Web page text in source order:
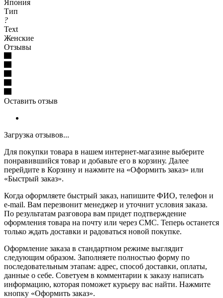
Япония
Тип
?
Text
Женские
Отзывы
Оставить отзыв
Загрузка отзывов...
Для покупки товара в нашем интернет-магазине выберите
понравившийся товар и добавьте его в корзину. Далее
перейдите в Корзину и нажмите на «Оформить заказ» или
«Быстрый заказ».
Когда оформляете быстрый заказ, напишите ФИО, телефон и
e-mail. Вам перезвонит менеджер и уточнит условия заказа.
По результатам разговора вам придет подтверждение
оформления товара на почту или через СМС. Теперь останется
только ждать доставки и радоваться новой покупке.
Оформление заказа в стандартном режиме выглядит
следующим образом. Заполняете полностью форму по
последовательным этапам: адрес, способ доставки, оплаты,
данные о себе. Советуем в комментарии к заказу написать
информацию, которая поможет курьеру вас найти. Нажмите
кнопку «Оформить заказ».